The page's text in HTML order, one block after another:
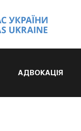
АДВОКАЦІЯ